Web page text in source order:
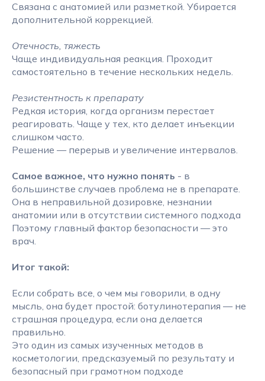
Связана с анатомией или разметкой. Убирается
дополнительной коррекцией.
Отечность, тяжесть
Чаще индивидуальная реакция. Проходит
самостоятельно в течение нескольких недель.
Резистентность к препарату
Редкая история, когда организм перестает
реагировать. Чаще у тех, кто делает инъекции
слишком часто.
Решение — перерыв и увеличение интервалов.
Самое важное, что нужно понять - в
большинстве случаев проблема не в препарате.
Она в неправильной дозировке, незнании
анатомии или в отсутствии системного подхода
Поэтому главный фактор безопасности — это
врач.
Итог такой:
Если собрать все, о чем мы говорили, в одну
мысль, она будет простой: ботулинотерапия — не
страшная процедура, если она делается
правильно.
Это один из самых изученных методов в
косметологии, предсказуемый по результату и
безопасный при грамотном подходе